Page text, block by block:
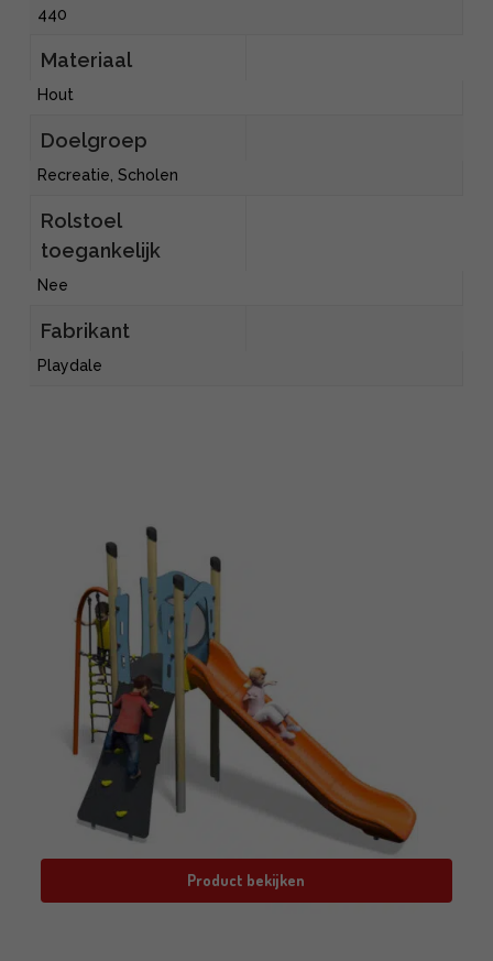
440
Materiaal
Hout
Doelgroep
Recreatie, Scholen
Rolstoel
toegankelijk
Nee
Fabrikant
Playdale
Product bekijken